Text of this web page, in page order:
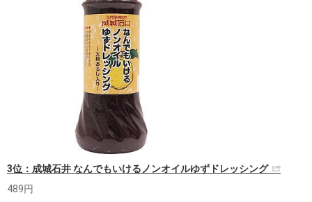
3位：成城石井 なんでもいけるノンオイルゆずドレッシング
489円